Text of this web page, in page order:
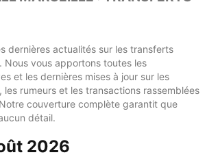
dernières actualités sur les transferts
Nous vous apportons toutes les
et les dernières mises à jour sur les
rumeurs et les transactions rassemblées
couverture complète garantit que
détail.
2026